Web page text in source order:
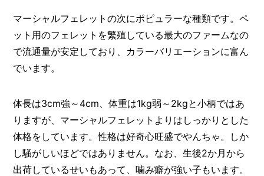
マーシャルフェレットの次にポピュラーな種類です。ペ
ット用のフェレットを繁殖している最大のファームなの
で流通量が安定しており、カラーバリエーションに富ん
でいます。
体長は3cm強～4cm、体重は1kg弱～2kgと小柄ではあ
りますが、マーシャルフェレットよりはしっかりとした
体格をしています。性格は好奇心旺盛でやんちゃ。しか
し騒がしいほどではありません。なお、生後2か月から
出荷しているせいもあって、噛み癖が強い子もいます。